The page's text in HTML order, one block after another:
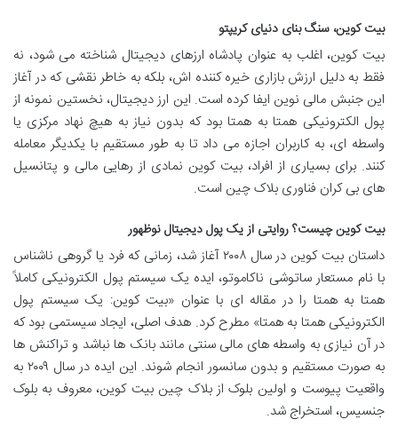
بیت کوین، سنگ بنای دنیای کریپتو
بیت کوین، اغلب به عنوان پادشاه ارزهای دیجیتال شناخته می شود، نه
فقط به دلیل ارزش بازاری خیره کننده اش، بلکه به خاطر نقشی که در آغاز
این جنبش مالی نوین ایفا کرده است. این ارز دیجیتال، نخستین نمونه از
پول الکترونیکی همتا به همتا بود که بدون نیاز به هیچ نهاد مرکزی یا
واسطه ای، به کاربران اجازه می داد تا به طور مستقیم با یکدیگر معامله
کنند. برای بسیاری از افراد، بیت کوین نمادی از رهایی مالی و پتانسیل
های بی کران فناوری بلاک چین است.
بیت کوین چیست؟ روایتی از یک پول دیجیتال نوظهور
داستان بیت کوین در سال ۲۰۰۸ آغاز شد، زمانی که فرد یا گروهی ناشناس
با نام مستعار ساتوشی ناکاموتو، ایده یک سیستم پول الکترونیکی کاملاً
همتا به همتا را در مقاله ای با عنوان «بیت کوین: یک سیستم پول
الکترونیکی همتا به همتا» مطرح کرد. هدف اصلی، ایجاد سیستمی بود که
در آن نیازی به واسطه های مالی سنتی مانند بانک ها نباشد و تراکنش ها
به صورت مستقیم و بدون سانسور انجام شوند. این ایده در سال ۲۰۰۹ به
واقعیت پیوست و اولین بلوک از بلاک چین بیت کوین، معروف به بلوک
جنسیس، استخراج شد.